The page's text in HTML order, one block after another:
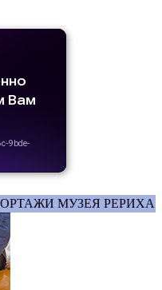
МУЗЕЯ РЕРИХА